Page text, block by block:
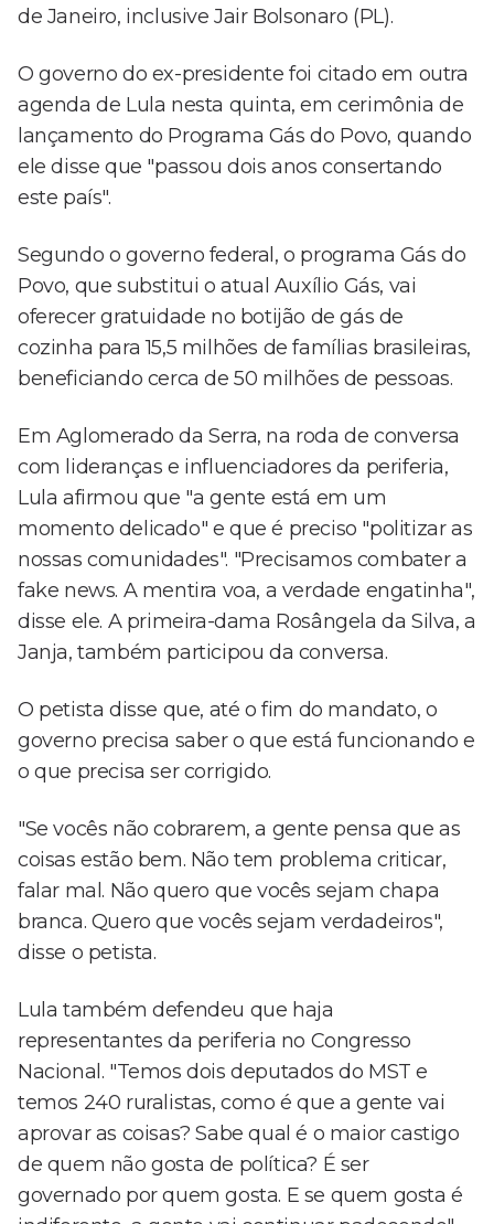
de Janeiro, inclusive Jair Bolsonaro (PL).
O governo do ex-presidente foi citado em outra
agenda de Lula nesta quinta, em cerimônia de
lançamento do Programa Gás do Povo, quando
ele disse que "passou dois anos consertando
este país".
Segundo o governo federal, o programa Gás do
Povo, que substitui o atual Auxílio Gás, vai
oferecer gratuidade no botijão de gás de
cozinha para 15,5 milhões de famílias brasileiras,
beneficiando cerca de 50 milhões de pessoas.
Em Aglomerado da Serra, na roda de conversa
com lideranças e influenciadores da periferia,
Lula afirmou que "a gente está em um
momento delicado" e que é preciso "politizar as
nossas comunidades". "Precisamos combater a
fake news. A mentira voa, a verdade engatinha",
disse ele. A primeira-dama Rosângela da Silva, a
Janja, também participou da conversa.
O petista disse que, até o fim do mandato, o
governo precisa saber o que está funcionando e
o que precisa ser corrigido.
"Se vocês não cobrarem, a gente pensa que as
coisas estão bem. Não tem problema criticar,
falar mal. Não quero que vocês sejam chapa
branca. Quero que vocês sejam verdadeiros",
disse o petista.
Lula também defendeu que haja
representantes da periferia no Congresso
Nacional. "Temos dois deputados do MST e
temos 240 ruralistas, como é que a gente vai
aprovar as coisas? Sabe qual é o maior castigo
de quem não gosta de política? É ser
governado por quem gosta. E se quem gosta é